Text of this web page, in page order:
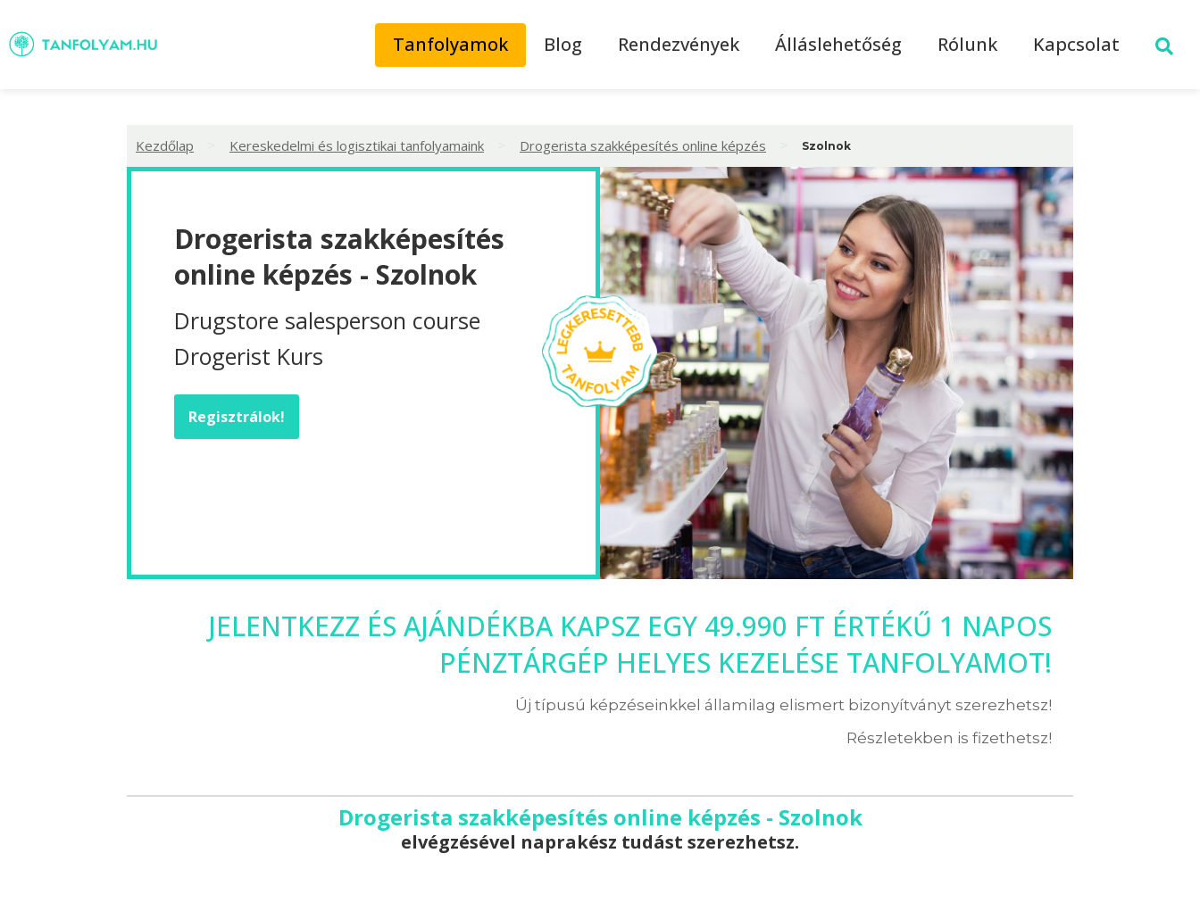
Tanfolyamok Blog Rendezvények Álláslehetőség Rólunk Kapcsolat
Kezdőlap Kereskedelmi és logisztikai tanfolyamaink Drogerista szakképesítés online képzés Szolnok
Drogerista szakképesítés
online képzés - Szolnok
Drugstore salesperson course
Drogerist Kurs
Regisztrálok!
JELENTKEZZ ÉS AJÁNDÉKBA KAPSZ EGY 49.990 FT ÉRTÉKŰ 1 NAPOS
PÉNZTÁRGÉP HELYES KEZELÉSE TANFOLYAMOT!
Új típusú képzéseinkkel államilag elismert bizonyítványt szerezhetsz!
Részletekben is fizethetsz!
Drogerista szakképesítés online képzés - Szolnok
elvégzésével naprakész tudást szerezhetsz.